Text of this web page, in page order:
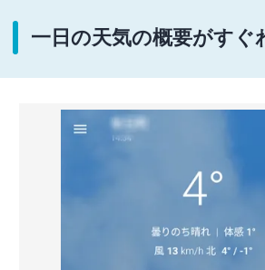
一日の天気の概要がすぐ